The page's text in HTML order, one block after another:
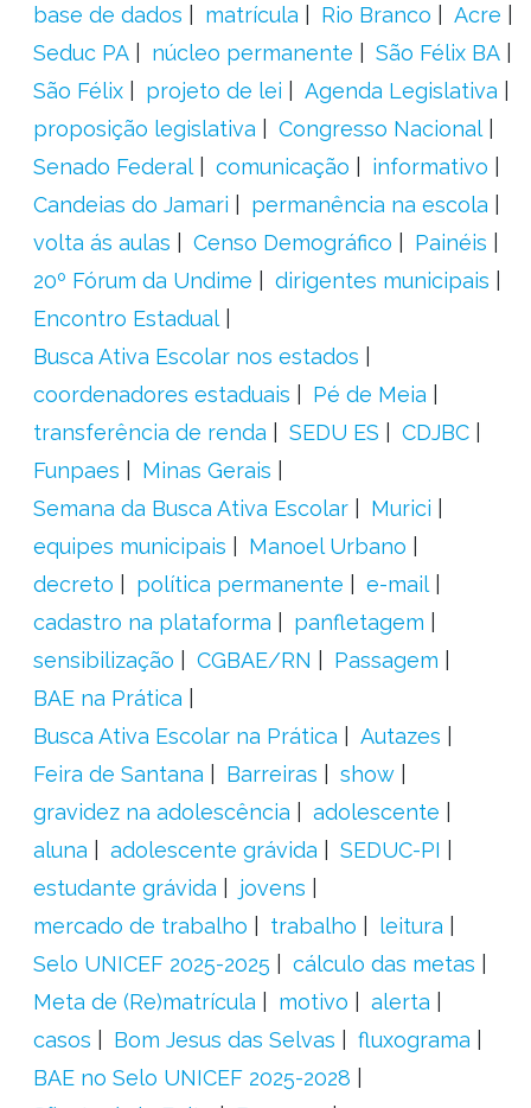
base de dados
matrícula Rio Branco
Acre
Seduc PA
núcleo permanente
São Félix BA
São Félix
projeto de lei
Agenda Legislativa
proposição legislativa
Congresso Nacional
Senado Federal
comunicação
informativo
Candeias do Jamari
permanência na escola
volta ás aulas
Censo Demográfico
Painéis
20º Fórum da Undime
dirigentes municipais
Encontro Estadual
Busca Ativa Escolar nos estados
coordenadores estaduais
Pé de Meia
transferência de renda
SEDU ES
CDJBC
Funpaes
Minas Gerais
Semana da Busca Ativa Escolar
Murici
equipes municipais
Manoel Urbano
decreto
política permanente
e-mail
cadastro na plataforma
panfletagem
sensibilização
CGBAE/RN
Passagem
BAE na Prática
Busca Ativa Escolar na Prática
Autazes
Feira de Santana
Barreiras
show
gravidez na adolescência
adolescente
aluna
adolescente grávida
SEDUC-PI
estudante grávida
jovens
mercado de trabalho
trabalho
leitura
Selo UNICEF 2025-2025
cálculo das metas
Meta de (Re)matrícula
motivo
alerta
casos
Bom Jesus das Selvas
fluxograma
BAE no Selo UNICEF 2025-2028